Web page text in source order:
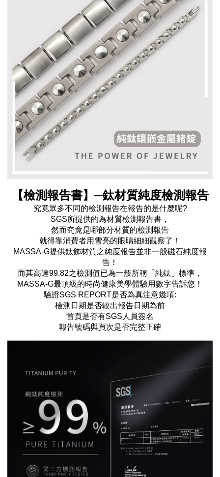
【檢測報告書】─鈦材質純度檢測報告
究竟眾多不同的檢測報告在報告的是什麼呢?
SGS所提供的為材質檢測報告書，
然而究竟是哪部分材質的檢測報告
就得靠消費者用雪亮的眼睛細細觀察了！
MASSA-G提供鈦飾材質之純度報告並非一般磁石純度報
告！
而其高達99.82之檢測值已為一般所稱「純鈦」標準，
MASSA-G最頂級的時尚健康美學體驗用數字告訴您！
驗證SGS REPORT是否為真注意幾項:
檢測日期是否較出報告日期為前
首頁是否有SGS人員簽名
報告號碼與頁次是否完整正確